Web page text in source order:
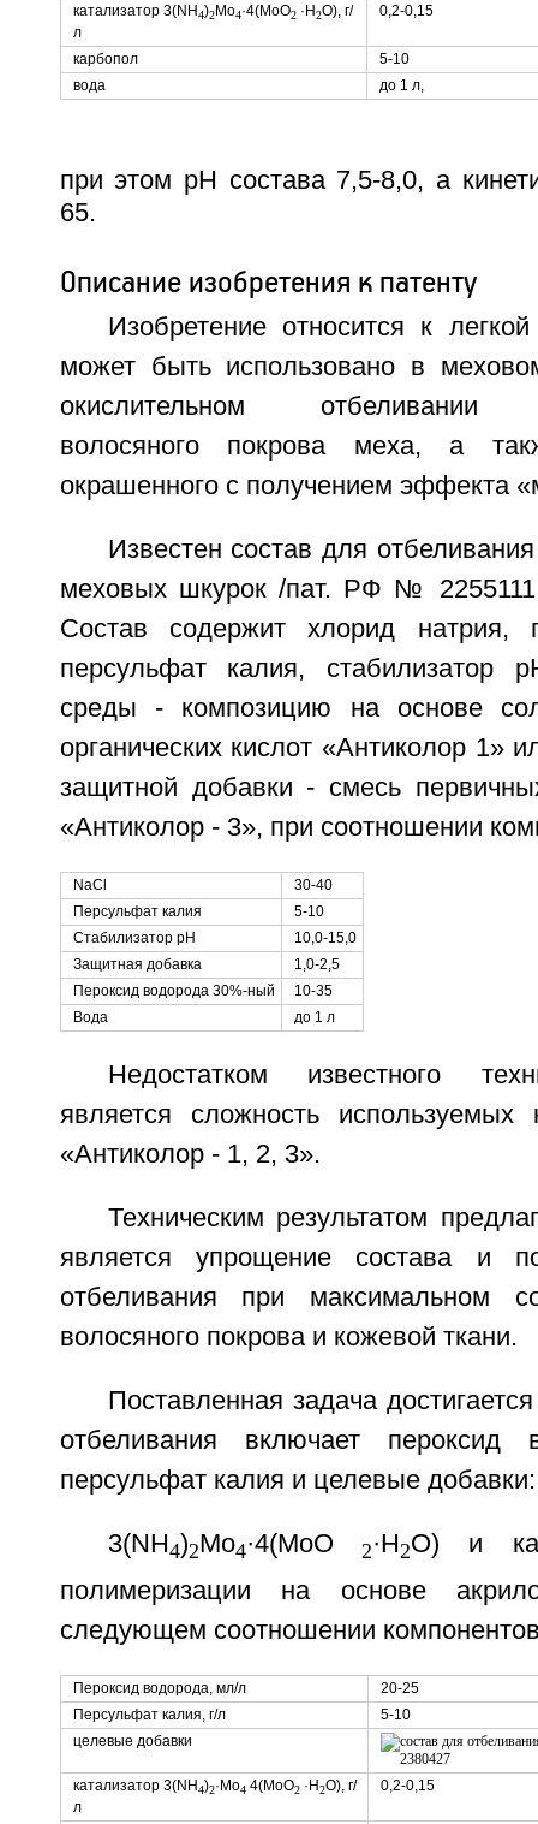
катализатор 3(NH4)2Mo4·4(MoO2·H2O), г/
л
0,2-0,15
карбопол
5-10
вода
до 1 л,
при этом рН состава 7,5-8,0, а
65.
Описание изобретения к патенту
Изобретение относится к
может быть использовано в
окислительном отбеливании
волосяного покрова меха, а
окрашенного с получением эффекта
Известен состав для
меховых шкурок /пат. РФ №
Состав содержит хлорид натрия,
персульфат калия, стабилизатор
среды - композицию на основе
органических кислот «Антиколор 1»
защитной добавки - смесь
«Антиколор - 3», при соотношении
NaCl
30-40
Персульфат калия
5-10
Стабилизатор рН
10,0-15,0
Защитная добавка
1,0-2,5
Пероксид водорода 30%-ный
10-35
Вода
до 1 л
Недостатком известного
является сложность используемых
«Антиколор - 1, 2, 3».
Техническим результатом
является упрощение состава и
отбеливания при максимальном
волосяного покрова и кожевой ткани.
Поставленная задача
отбеливания включает пероксид
персульфат калия и целевые добавки:
3(NH4)2Mo4·4(МоO 2·Н2O) и
полимеризации на основе
следующем соотношении
Пероксид водорода, мл/л
20-25
Персульфат калия, г/л
5-10
целевые добавки
катализатор 3(NH4)2·Мо4 4(MoO2·H2O), г/
л
0,2-0,15